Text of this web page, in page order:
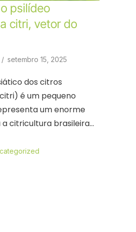
psilídeo
citri, vetor do
/ setembro 15, 2025
dos citros
é um pequeno
um enorme
citricultura brasileira…